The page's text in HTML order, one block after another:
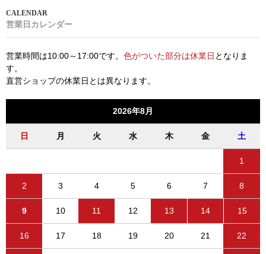
営業日カレンダー
営業時間は10:00～17:00です。 色がついた部分は休業日 となりま
す。
直営ショップの休業日とは異なります。
2026年8月
日 月 火 水 木 金 土
1
2 3 4 5 6 7 8
9 10 11 12 13 14 15
16 17 18 19 20 21 22